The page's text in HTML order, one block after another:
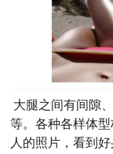
大腿之间有间隙
等。各种各样体
人的照片，看到